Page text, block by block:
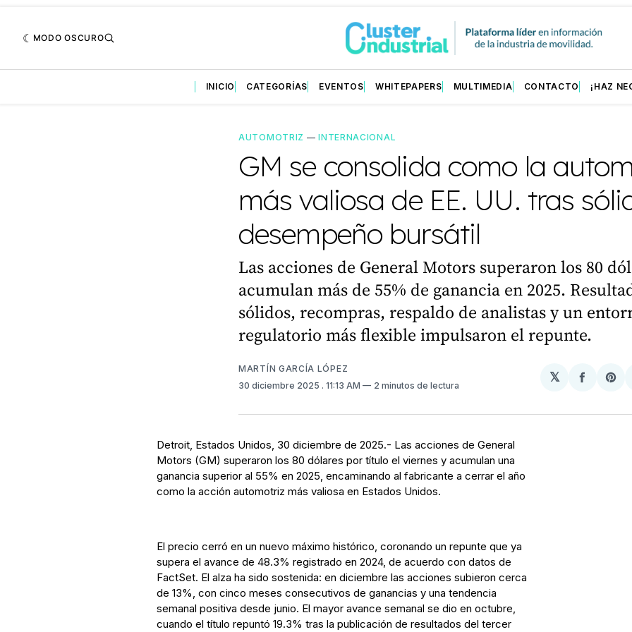
MODO OSCURO
INICIO CATEGORÍAS EVENTOS WHITEPAPERS MULTIMEDIA CONTACTO ¡HAZ
AUTOMOTRIZ —INTERNACIONAL
GM se consolida como la
más valiosa de EE. UU. tras
desempeño bursátil
Las acciones de General Motors superaron los 80
acumulan más de 55% de ganancia en 2025.
sólidos, recompras, respaldo de analistas y un
regulatorio más flexible impulsaron el repunte.
MARTÍN GARCÍA LÓPEZ
30 diciembre 2025 . 11:13 AM 2 minutos de lectura
𝕏
Detroit, Estados Unidos, 30 diciembre de 2025.- Las acciones de General
Motors (GM) superaron los 80 dólares por título el viernes y acumulan una
ganancia superior al 55% en 2025, encaminando al fabricante a cerrar el año
como la acción automotriz más valiosa en Estados Unidos.
El precio cerró en un nuevo máximo histórico, coronando un repunte que ya
supera el avance de 48.3% registrado en 2024, de acuerdo con datos de
FactSet. El alza ha sido sostenida: en diciembre las acciones subieron cerca
de 13%, con cinco meses consecutivos de ganancias y una tendencia
semanal positiva desde junio. El mayor avance semanal se dio en octubre,
cuando el título repuntó 19.3% tras la publicación de resultados del tercer